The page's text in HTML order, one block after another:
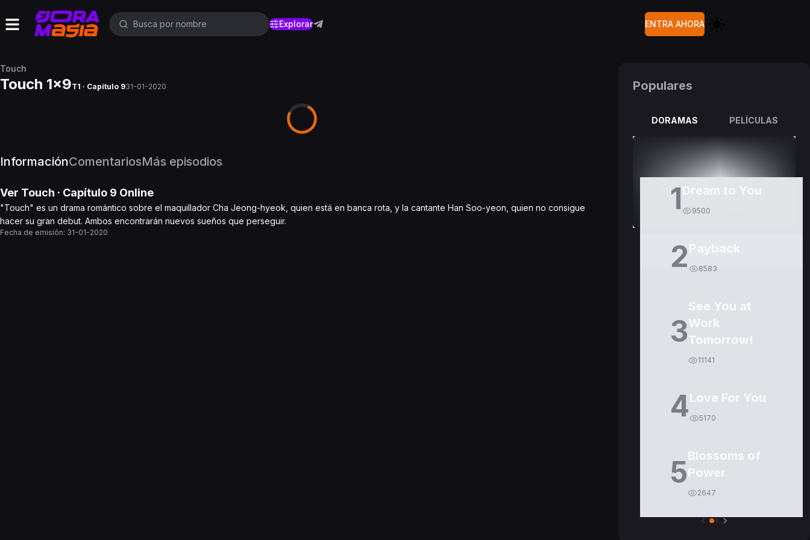
Explorar ENTRA AHORA
Touch
Touch 1x9T1 · Capítulo 931-01-2020
InformaciónComentariosMás episodios
Ver Touch · Capítulo 9 Online
"Touch" es un drama romántico sobre el maquillador Cha Jeong-hyeok, quien está en banca rota, y la cantante Han Soo-yeon, quien no consigue
hacer su gran debut. Ambos encontrarán nuevos sueños que perseguir.
Fecha de emisión: 31-01-2020
Populares
DORAMAS PELÍCULAS
1Dream to You
9500
2 8583
3
See You at
Work
Tomorrow!
11141
4Love For You
5170
5Blossoms of
Power
2647